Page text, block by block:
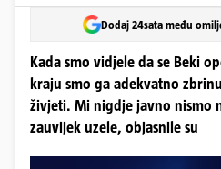
Dodaj 24sata među
Kada smo vidjele da se Beki
kraju smo ga adekvatno
živjeti. Mi nigdje javno nismo
zauvijek uzele, objasnile su